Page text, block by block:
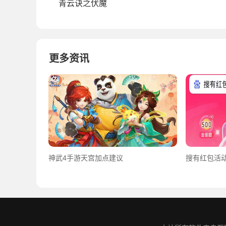
青云诀之伏魔
更多资讯
神武4手游天宫加点建议 搜有红包活